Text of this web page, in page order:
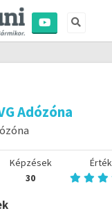
Adózóna
Képzések
30